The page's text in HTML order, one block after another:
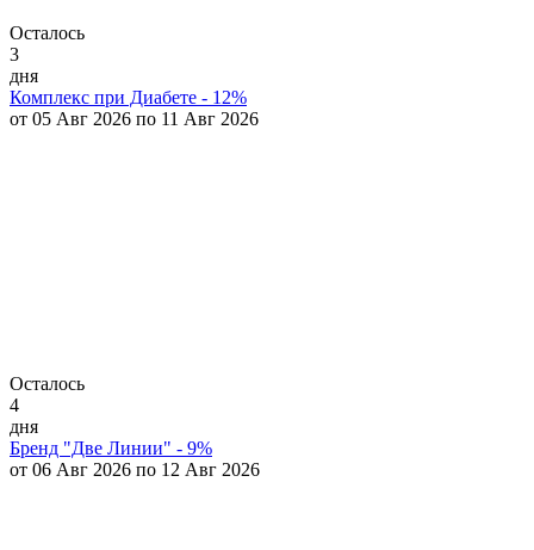
Осталось
3
дня
Комплекс при Диабете - 12%
от 05 Авг 2026 по 11 Авг 2026
Осталось
4
дня
Бренд "Две Линии" - 9%
от 06 Авг 2026 по 12 Авг 2026